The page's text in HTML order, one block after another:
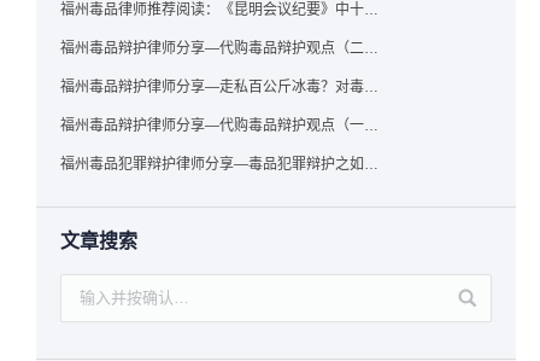
福州毒品律师推荐阅读：《昆明会议纪要》中十个“意想不到”的规定
福州毒品辩护律师分享—代购毒品辩护观点（二）——“牟利”之辩
福州毒品辩护律师分享—走私百公斤冰毒？对毒品缺失型走私毒品罪案件，该如何有效辩护
福州毒品辩护律师分享—代购毒品辩护观点（一）——“真假”之辩
福州毒品犯罪辩护律师分享—毒品犯罪辩护之如何提炼言辞证据
文章搜索